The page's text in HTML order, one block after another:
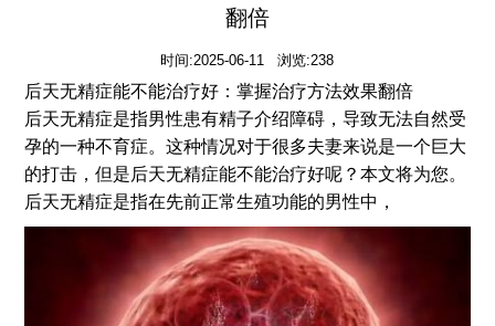
翻倍
时间:2025-06-11 浏览:238
后天无精症能不能治疗好：掌握治疗方法效果翻倍
后天无精症是指男性患有精子介绍障碍，导致无法自然受
孕的一种不育症。这种情况对于很多夫妻来说是一个巨大
的打击，但是后天无精症能不能治疗好呢？本文将为您。
后天无精症是指在先前正常生殖功能的男性中，